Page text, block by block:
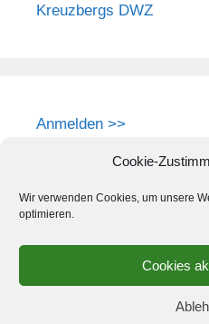
Cookie-
Wir verwenden Cookies, um unsere
optimieren.
Cookies
Kreuzbergs DWZ
Anmelden >>